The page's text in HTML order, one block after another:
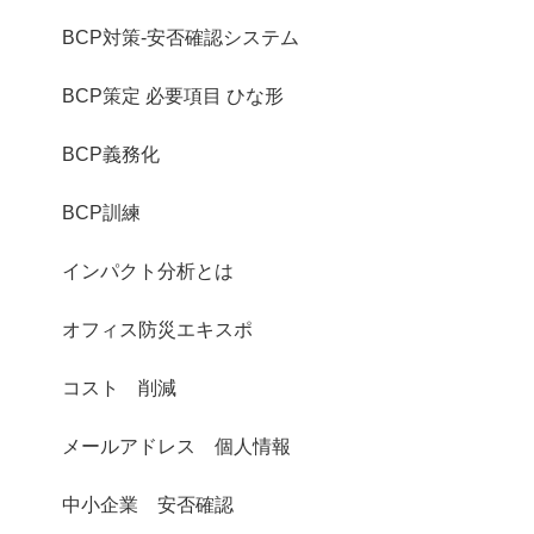
BCP対策-安否確認システム
BCP策定 必要項目 ひな形
BCP義務化
BCP訓練
インパクト分析とは
オフィス防災エキスポ
コスト 削減
メールアドレス 個人情報
中小企業 安否確認